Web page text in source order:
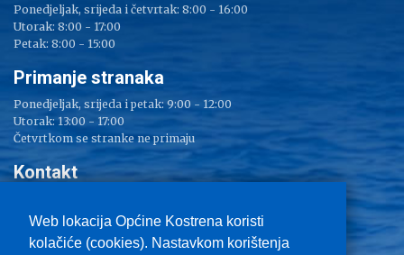
Web lokacija Općine Kostrena koristi
kolačiće (cookies). Nastavkom korištenja
Ponedjeljak, srijeda i četvrtak: 8:00 - 16:00
Utorak: 8:00 - 17:00
Petak: 8:00 - 15:00
Primanje stranaka
Ponedjeljak, srijeda i petak: 9:00 - 12:00
Utorak: 13:00 - 17:00
Četvrtkom se stranke ne primaju
Kontakt
Tel: 051/ 209 000
Fax: 051/ 289 400
E-mail:kostrena@kostrena.hr